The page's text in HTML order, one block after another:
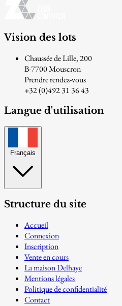
Vision des lots
Chaussée de Lille, 200
B-7700 Mouscron
Prendre rendez-vous
+32 (0)492 31 36 43
Langue d'utilisation
Français
Structure du site
Accueil
Connexion
Inscription
Vente en cours
La maison Delhaye
Mentions légales
Politique de confidentialité
Contact